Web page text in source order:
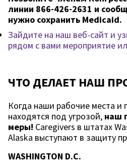
линии 866-426-2631 и
нужно сохранить Medicaid.
Зайдите на наш веб-сайт и
рядом с вами мероприятие
ЧТО ДЕЛАЕТ НАШ
Когда наши рабочие места
находятся под угрозой, наш
меры! Caregivers в штатах
Alaska выступают в защиту
WASHINGTON D.C.